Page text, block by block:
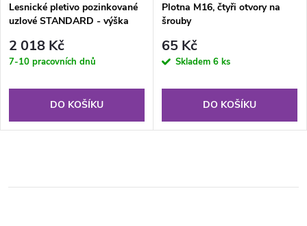
Lesnické pletivo pozinkované
uzlové STANDARD - výška
2 018 Kč
7-10 pracovních dnů
DO KOŠÍKU
Plotna M16, čtyři otvory na
šrouby
65 Kč
Skladem 6 ks
DO KOŠÍKU